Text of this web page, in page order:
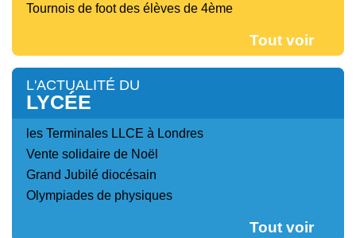
Tournois de foot des élèves de 4ème
Tout voir
L'ACTUALITÉ DU
LYCÉE
les Terminales LLCE à Londres
Vente solidaire de Noël
Grand Jubilé diocésain
Olympiades de physiques
Tout voir